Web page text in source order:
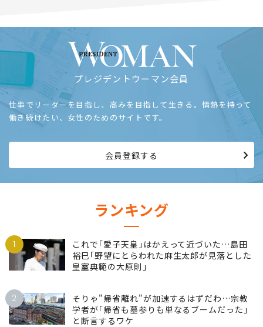
プレジデントウーマン会員
仕事でリーダーを目指し、高みを目指して生きる。情熱を持って
働き続けたい、女性のためのサイトです。
会員登録する
ランキング
1
これで｢愛子天皇｣はかえって近づいた…島田
裕巳｢野望にとらわれた麻生太郎が見落とした
皇室典範の大原則｣
2
そりゃ"帰省離れ"が加速するはずだわ…宗教
学者が｢帰省も墓参りも単なるブームだった｣
と断言するワケ